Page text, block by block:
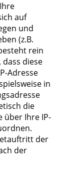
auf
und
(z.B.
rein
diese
Adresse
in
die
über Ihre IP-
der
der